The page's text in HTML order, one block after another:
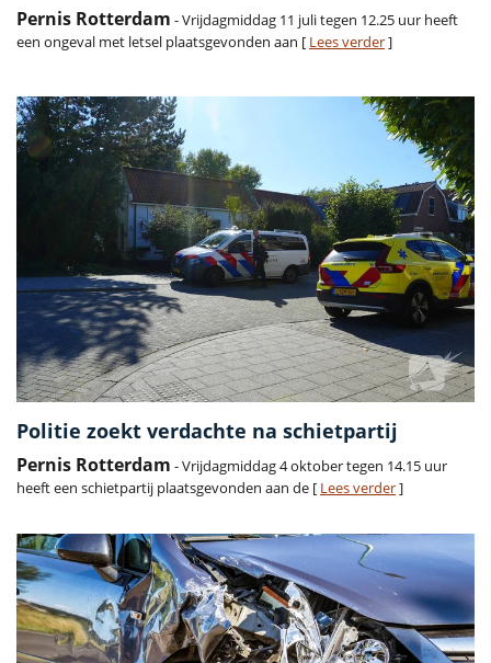
Pernis Rotterdam - Vrijdagmiddag 11 juli tegen 12.25 uur heeft
een ongeval met letsel plaatsgevonden aan [ Lees verder]
Politie zoekt verdachte na schietpartij
Pernis Rotterdam - Vrijdagmiddag 4 oktober tegen 14.15 uur
heeft een schietpartij plaatsgevonden aan de [ Lees verder]